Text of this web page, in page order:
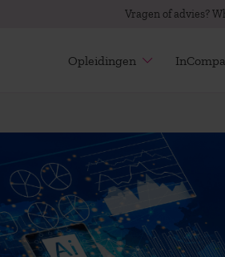
Vragen of advies?
Opleidingen